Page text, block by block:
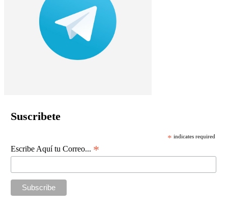
Suscribete
* indicates required
Escribe Aquí tu Correo... *